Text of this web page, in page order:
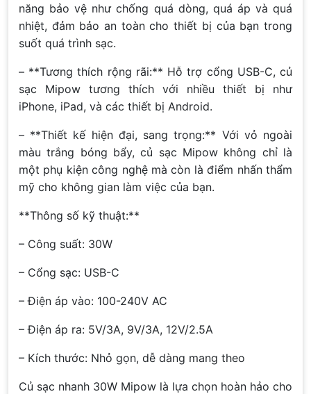
năng bảo vệ như chống quá dòng, quá áp và quá
nhiệt, đảm bảo an toàn cho thiết bị của bạn trong
suốt quá trình sạc.
– **Tương thích rộng rãi:** Hỗ trợ cổng USB-C, củ
sạc Mipow tương thích với nhiều thiết bị như
iPhone, iPad, và các thiết bị Android.
– **Thiết kế hiện đại, sang trọng:** Với vỏ ngoài
màu trắng bóng bẩy, củ sạc Mipow không chỉ là
một phụ kiện công nghệ mà còn là điểm nhấn thẩm
mỹ cho không gian làm việc của bạn.
**Thông số kỹ thuật:**
– Công suất: 30W
– Cổng sạc: USB-C
– Điện áp vào: 100-240V AC
– Điện áp ra: 5V/3A, 9V/3A, 12V/2.5A
– Kích thước: Nhỏ gọn, dễ dàng mang theo
Củ sạc nhanh 30W Mipow là lựa chọn hoàn hảo cho